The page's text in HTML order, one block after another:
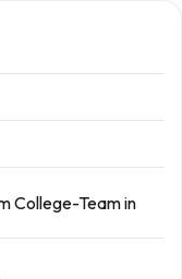
College-Team in